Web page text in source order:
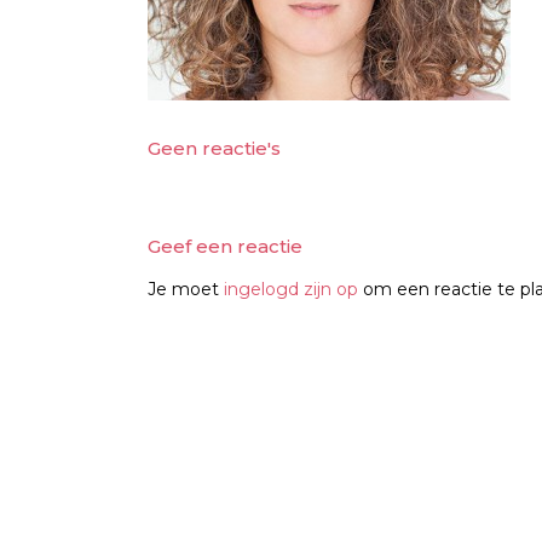
Geen reactie's
Geef een reactie
Je moet ingelogd zijn op om een reactie te